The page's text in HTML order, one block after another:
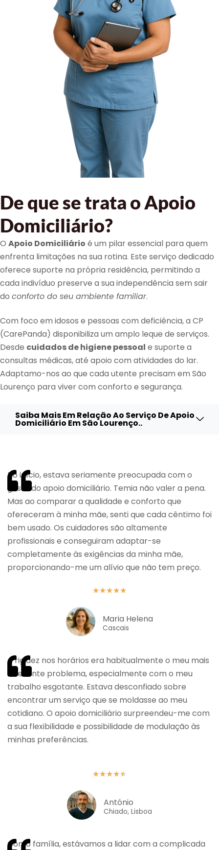
De que se trata o Apoio
Domiciliário?
O Apoio Domiciliário é um pilar essencial para quem
enfrenta limitações na sua rotina. Este serviço dedicado
oferece suporte na própria residência, permitindo a
cada indivíduo preserve a sua independência sem sair
do conforto do seu ambiente familiar.
Com foco em idosos e pessoas com deficiência, a CP
(CarePanda) disponibiliza um amplo leque de serviços.
Desde cuidados de higiene pessoal e suporte a
consultas médicas, até apoio com atividades do lar.
Adaptamo-nos ao que cada utente precisam em São
Lourenço para viver com conforto e segurança.
Saiba Mais Em Relação Ao Serviço De Apoio
Domiciliário Em São Lourenço..
No início, estava seriamente preocupada com o
gasto do apoio domiciliário. Temia não valer a pena.
Mas ao comparar a qualidade e conforto que
ofereceram à minha mãe, senti que cada cêntimo foi
bem usado. Os cuidadores são altamente
profissionais e conseguiram adaptar-se
completamente às exigências da minha mãe,
proporcionando-me um alívio que não tem preço.
★★★★★
Maria Helena
Cascais
A rigidez nos horários era habitualmente o meu mais
relevante problema, especialmente com o meu
trabalho esgotante. Estava desconfiado sobre
encontrar um serviço que se moldasse ao meu
cotidiano. O apoio domiciliário surpreendeu-me com
a sua flexibilidade e possibilidade de modulação às
minhas preferências.
★★★★★
António
Chiado, Lisboa
Como família, estávamos a lidar com a complicada